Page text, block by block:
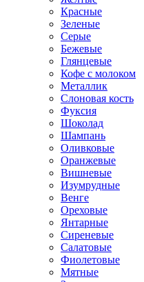
Красные
Зеленые
Серые
Бежевые
Глянцевые
Кофе с молоком
Металлик
Слоновая кость
Фуксия
Шоколад
Шампань
Оливковые
Оранжевые
Вишневые
Изумрудные
Венге
Ореховые
Янтарные
Сиреневые
Салатовые
Фиолетовые
Мятные